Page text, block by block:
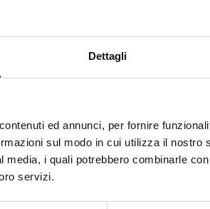
Dettagli
ed annunci, per fornire
sul modo in cui utilizza il nostro
media, i quali potrebbero combinarle
servizi.
Accetto laPrivacy